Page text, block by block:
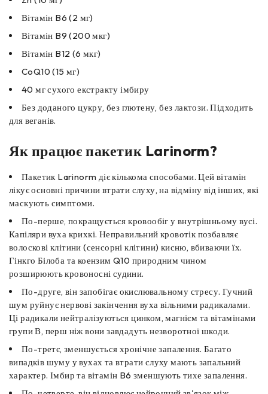
Вітамін B6 (2 мг)
Вітамін B9 (200 мкг)
Вітамін B12 (6 мкг)
CoQ10 (15 мг)
40 мг сухого екстракту імбиру
Без доданого цукру, без глютену, без лактози. Підходить
для веганів.
Як працює пакетик Larinorm?
Пакетик Larinorm діє кількома способами. Цей вітамін
лікує основні причини втрати слуху, на відміну від інших, які
маскують симптоми.
По-перше, покращується кровообіг у внутрішньому вусі.
Капіляри вуха крихкі. Неправильний кровотік позбавляє
волоскові клітини (сенсорні клітини) кисню, вбиваючи їх.
Гінкго Білоба та коензим Q10 природним чином
розширюють кровоносні судини.
По-друге, він запобігає окислювальному стресу. Гучний
шум руйнує нервові закінчення вуха вільними радикалами.
Ці радикали нейтралізуються цинком, магнієм та вітамінами
групи В, перш ніж вони завдадуть незворотної шкоди.
По-третє, зменшується хронічне запалення. Багато
випадків шуму у вухах та втрати слуху мають запальний
характер. Імбир та вітамін B6 зменшують тихе запалення.